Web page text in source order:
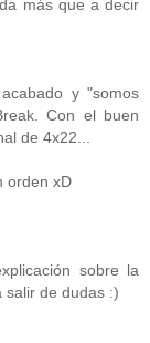
más que a decir
y "somos
Con el buen
de 4x22...
orden xD
sobre la
salir de dudas :)